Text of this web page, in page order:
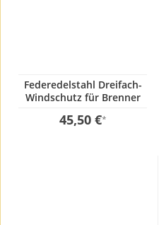
Federedelstahl Dreifach-
Windschutz für Brenner
45,50 €*